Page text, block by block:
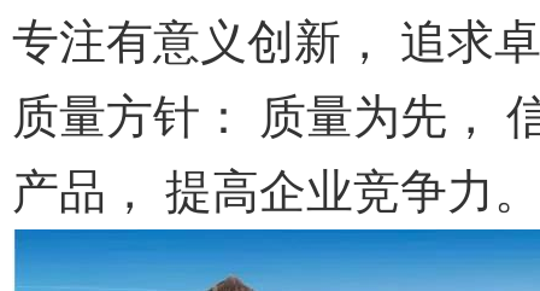
专注有意义创新， 追求
质量方针： 质量为先，
产品， 提高企业竞争力。